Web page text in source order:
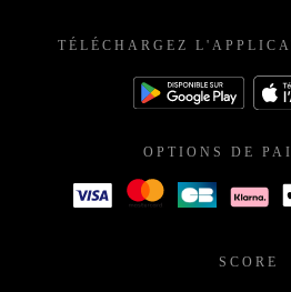
TÉLÉCHARGEZ
OPTIONS DE
SCORE